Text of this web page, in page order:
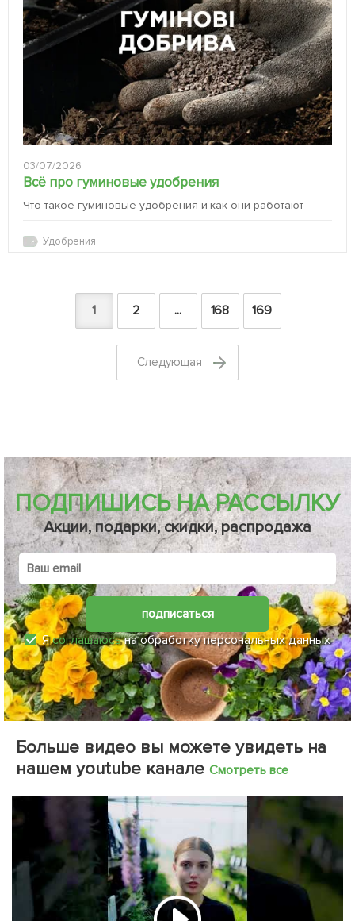
03/07/2026
Всё про гуминовые удобрения
Что такое гуминовые удобрения и как они работают
Удобрения
1 2 ... 168 169
Cледующая
ПОДПИШИСЬ НА РАССЫЛКУ
Акции, подарки, скидки, распродажа
подписаться
Ясоглашаюсьна обработку персональных данных
Больше видео вы можете увидеть на
нашем youtube канале Смотреть все